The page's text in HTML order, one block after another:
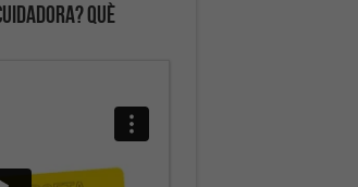
Què